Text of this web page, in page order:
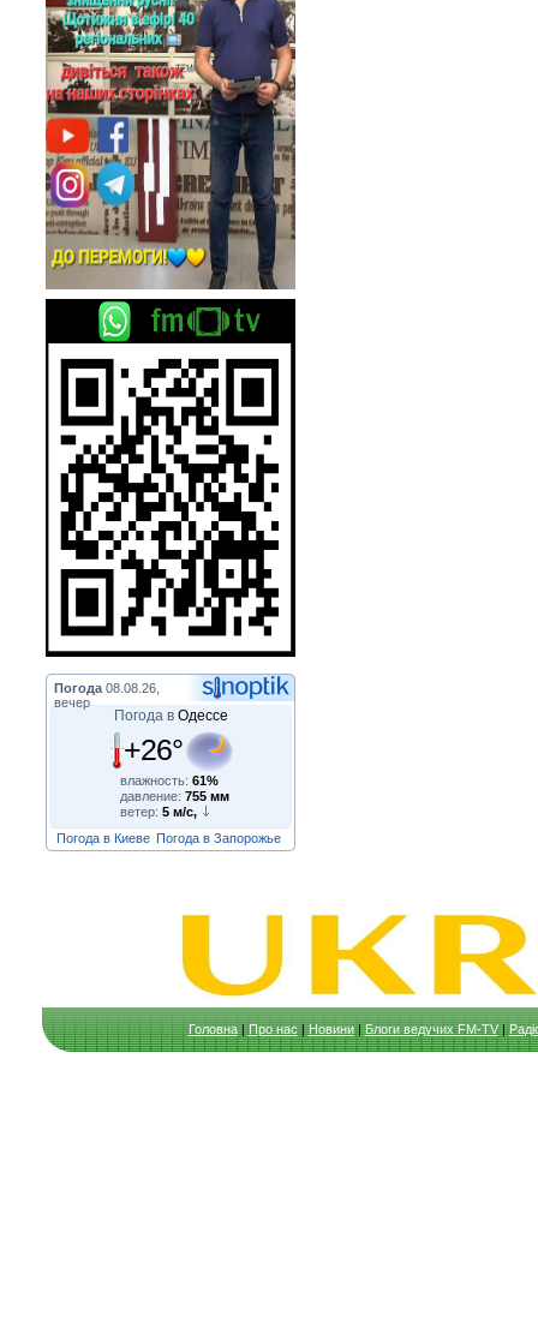
Погода 08.08.26,
вечер
Погода в Одессе
+26°
влажность: 61%
давление: 755 мм
ветер: 5 м/с,
Погода в Киеве Погода в Запорожье
Головна|Про нас|Новини|Блоги ведучих FM-TV|